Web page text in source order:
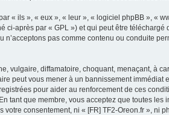
« ils », « eux », « leur », « logiciel phpBB », «
ci-après par « GPL ») et qui peut être téléchargé
n’acceptons pas comme contenu ou conduite
vulgaire, diffamatoire, choquant, menaçant, à
peut vous mener à un bannissement
pour aider au renforcement de ces
tant que membre, vous acceptez que toutes
consentement, ni « [FR] TF2-Oreon.fr »,